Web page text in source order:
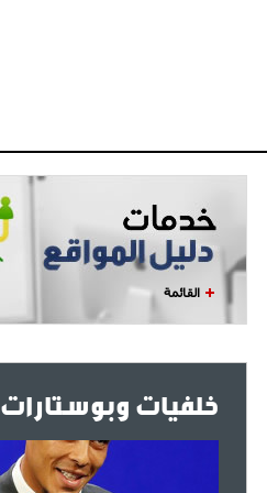
القائمة
خلفيات وبوستارات